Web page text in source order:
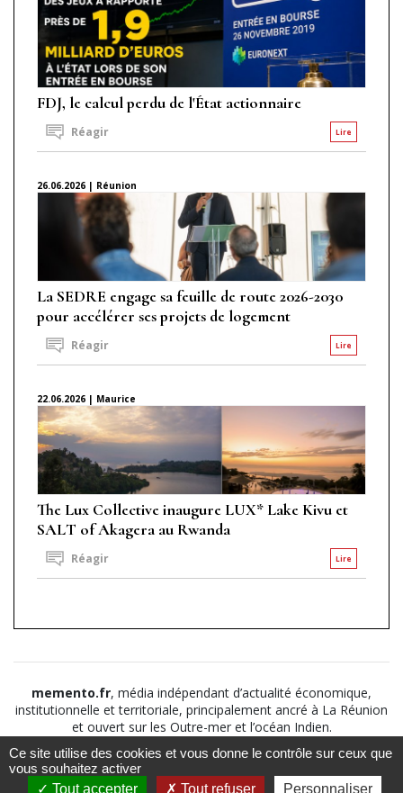
FDJ, le calcul perdu de l'État actionnaire
Lire
Réagir
26.06.2026 | Réunion
La SEDRE engage sa feuille de route 2026-2030
pour accélérer ses projets de logement
Lire
Réagir
22.06.2026 | Maurice
The Lux Collective inaugure LUX* Lake Kivu et
SALT of Akagera au Rwanda
Lire
Réagir
memento.fr, média indépendant d’actualité économique,
institutionnelle et territoriale, principalement ancré à La Réunion
et ouvert sur les Outre-mer et l’océan Indien.
©2026
Suivez nous sur Notice légale
Politique de
Ce site utilise des cookies et vous donne le contrôle sur ceux que
vous souhaitez activer
Tout accepter
Tout refuser Personnaliser